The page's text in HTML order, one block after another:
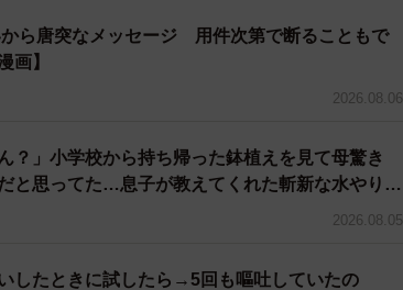
独り言～」と題したブログは10年以上続くライ
療の内容を丁寧に説明するとともに、これまで通
やかにつづった。
クをするだけで気分が上がる♡＞
から唐突なメッセージ 用件次第で断ることもで
画】
2026.08.06
？」小学校から持ち帰った鉢植えを見て母驚き
と思ってた…息子が教えてくれた斬新な水やりと
2026.08.05
したときに試したら→5回も嘔吐していたの